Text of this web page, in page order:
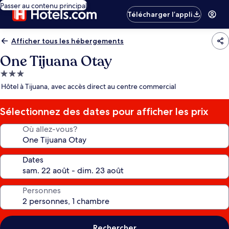
Passer au contenu principal
Télécharger l’appli
Afficher tous les hébergements
One Tijuana Otay
Hébergement
3.0 étoiles
Hôtel à Tijuana, avec accès direct au centre commercial
Sélectionnez des dates pour afficher les prix
Où allez-vous?
Dates
Personnes